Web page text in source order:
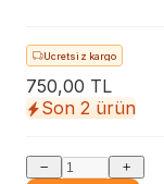
Ücretsiz kargo
750,00 TL
Son 2 ürün